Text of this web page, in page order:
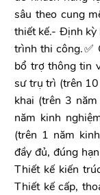
sâu theo cung
thiết kế.- Định kỳ
trình thi công.✅
bổ trợ thông tin
sư trụ trì (trên
khai (trên 3
năm kinh
(trên 1 năm
đầy đủ, đúng
Thiết kế kiến
Thiết kế cấp,